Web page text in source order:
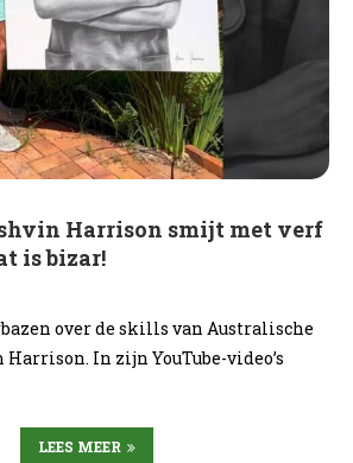
Harrison smijt met verf
is bizar!
over de skills van Australische
In zijn YouTube-video’s
LEES MEER